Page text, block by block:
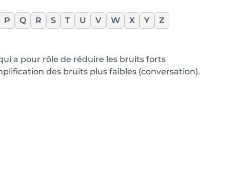
P Q R S T U V W X Y Z
a pour rôle de réduire les bruits forts
des bruits plus faibles (conversation).